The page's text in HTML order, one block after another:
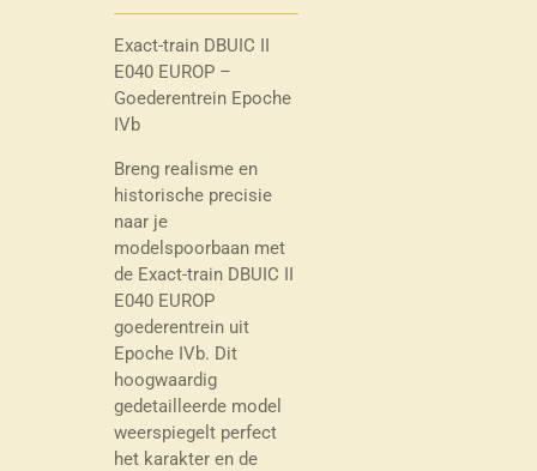
Exact-train DBUIC II
E040 EUROP –
Goederentrein Epoche
IVb
Breng realisme en
historische precisie
naar je
modelspoorbaan met
de Exact-train DBUIC II
E040 EUROP
goederentrein uit
Epoche IVb. Dit
hoogwaardig
gedetailleerde model
weerspiegelt perfect
het karakter en de